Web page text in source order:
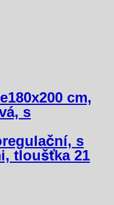
180x200 cm,
s
s
tloušťka 21